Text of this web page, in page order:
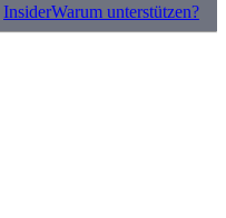
InsiderWarum unterstützen?